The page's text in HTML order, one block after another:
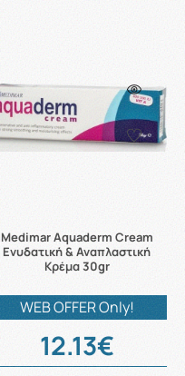
Medimar Aquaderm Cream
Ενυδατική & Αναπλαστική
Κρέμα 30gr
WEB OFFER Only!
12.13€